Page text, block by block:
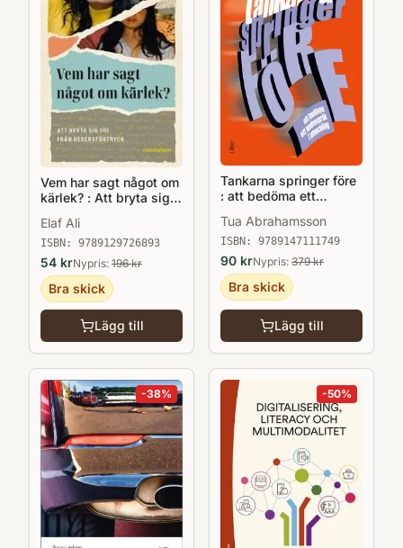
Vem har sagt något om
kärlek? : Att bryta sig
Elaf Ali
ISBN: 9789129726893
54 krNypris: 196kr
Bra skick
Lägg till
Tankarna springer före
: att bedöma ett
Tua Abrahamsson
ISBN: 9789147111749
90 krNypris: 379kr
Bra skick
Lägg till
-38% -50%